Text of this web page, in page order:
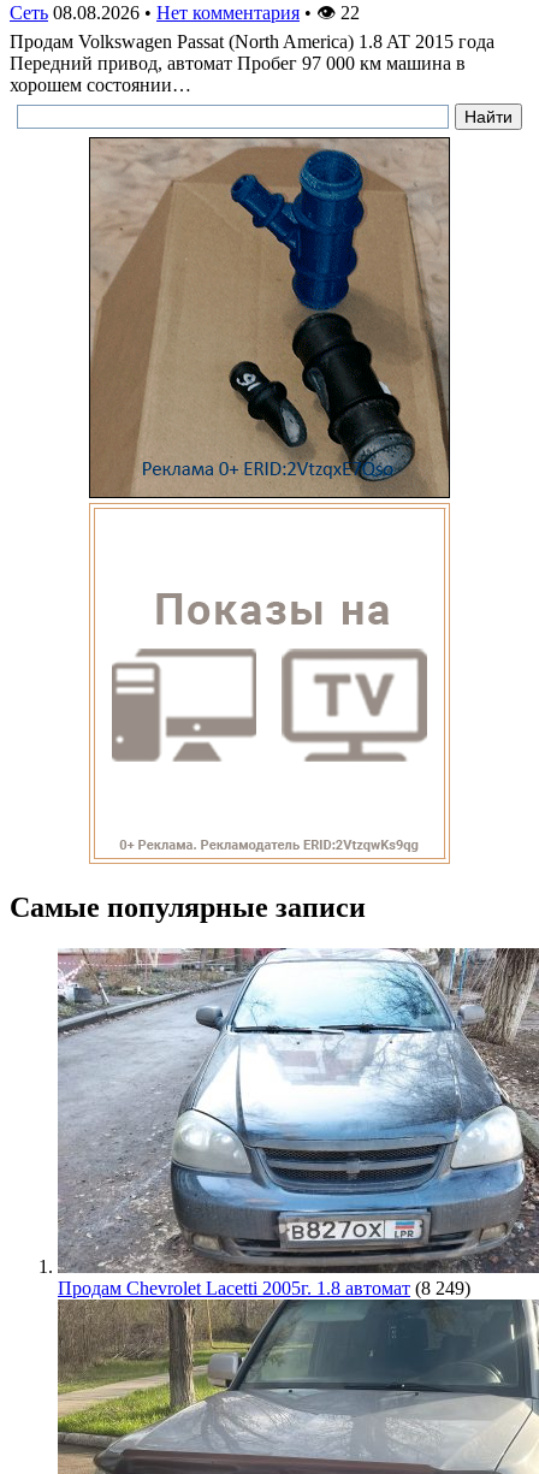
Сеть 08.08.2026 • Нет комментария • 👁 22
Продам Volkswagen Passat (North America) 1.8 AT 2015 года
Передний привод, автомат Пробег 97 000 км машина в
хорошем состоянии…
Самые популярные записи
Продам Chevrolet Lacetti 2005г. 1.8 автомат (8 249)